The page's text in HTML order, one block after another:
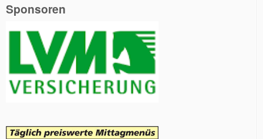
Sponsoren